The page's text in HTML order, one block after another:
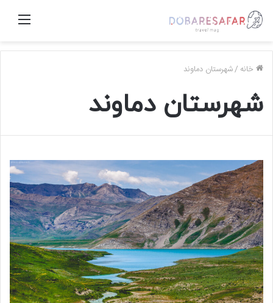
منو
خانه /شهرستان دماوند
شهرستان دماوند